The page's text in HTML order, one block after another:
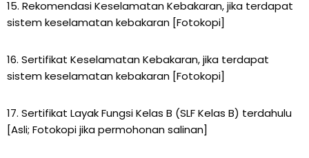
15. Rekomendasi Keselamatan Kebakaran, jika terdapat
sistem keselamatan kebakaran [Fotokopi]
16. Sertifikat Keselamatan Kebakaran, jika terdapat
sistem keselamatan kebakaran [Fotokopi]
17. Sertifikat Layak Fungsi Kelas B (SLF Kelas B) terdahulu
[Asli; Fotokopi jika permohonan salinan]